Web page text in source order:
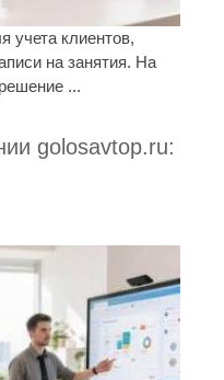
учета клиентов,
на занятия. На
...
golosavtop.ru: